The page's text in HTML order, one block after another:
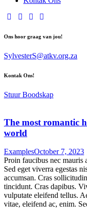
Ons hoor graag van jou!
SylvesterS@atkv.org.za
Kontak Ons!
Stuur Boodskap
The most romantic
world
ExamplesOctober 7, 2023
Proin faucibus nec mauris
Sed eget viverra egestas
accumsan. Cras
tincidunt. Cras dapibus.
vulputate eleifend tellus.
vitae, eleifend ac, enim.